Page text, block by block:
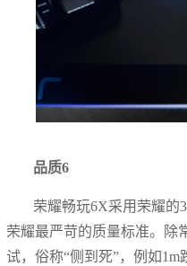
品质6
荣耀畅玩6X采用荣耀的
荣耀最严苛的质量标准。除
试，俗称“侧到死”，例如1m